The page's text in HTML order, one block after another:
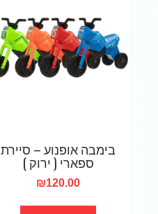
בימבה אופנוע – סיירת
ספארי ( ירוק )
₪120.00